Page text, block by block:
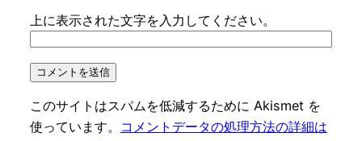
上に表示された文字を入力してください。
このサイトはスパムを低減するために Akismet を
使っています。
コメントデータの処理方法の詳細は